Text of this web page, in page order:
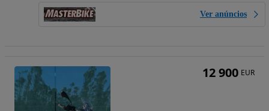
Ver anúncios
12 900 EUR